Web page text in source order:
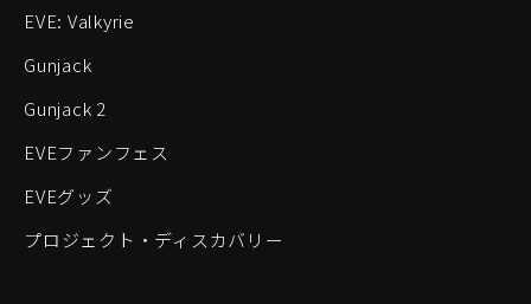
EVE: Valkyrie
Gunjack
Gunjack 2
EVEファンフェス
EVEグッズ
プロジェクト・ディスカバリー